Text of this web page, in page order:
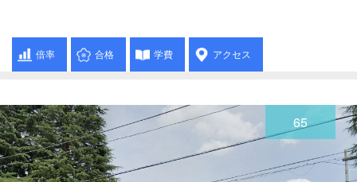
倍率 合格 学費 アクセス
65